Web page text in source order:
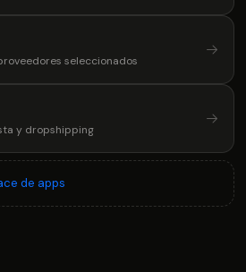
seleccionados
y dropshipping
de apps